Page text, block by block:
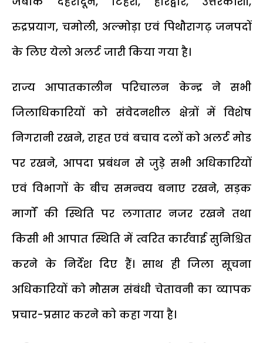
रुद्रप्रयाग, चमोली, अल्मोड़ा एवं पिथौरागढ़ जनपदों
के लिए येलो अलर्ट जारी किया गया है।
राज्य आपातकालीन परिचालन केन्द्र ने सभी
जिलाधिकारियों को संवेदनशील क्षेत्रों में विशेष
निगरानी रखने, राहत एवं बचाव दलों को अलर्ट मोड
पर रखने, आपदा प्रबंधन से जुड़े सभी अधिकारियों
एवं विभागों के बीच समन्वय बनाए रखने, सड़क
मार्गों की स्थिति पर लगातार नजर रखने तथा
किसी भी आपात स्थिति में त्वरित कार्रवाई सुनिश्चित
करने के निर्देश दिए हैं। साथ ही जिला सूचना
अधिकारियों को मौसम संबंधी चेतावनी का व्यापक
प्रचार-प्रसार करने को कहा गया है।